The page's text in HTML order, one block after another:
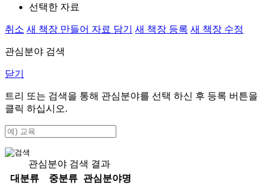
선택한 자료
취소 새 책장 만들어 자료 담기 새 책장 등록 새 책장 수정
관심분야 검색
닫기
트리 또는 검색을 통해 관심분야를 선택 하신 후 등록 버튼을
클릭 하십시오.
관심분야 검색 결과
대분류
중분류
관심분야명